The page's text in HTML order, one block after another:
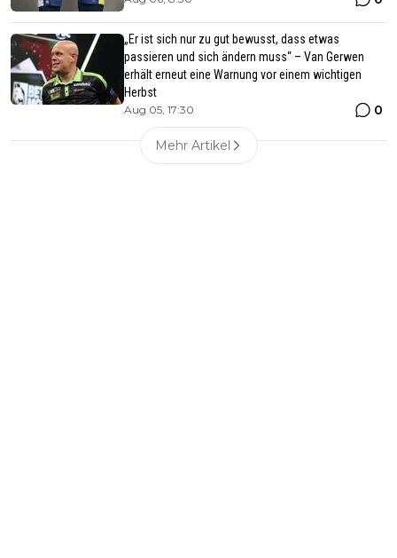
„Er ist sich nur zu gut bewusst, dass etwas
passieren und sich ändern muss“ – Van Gerwen
erhält erneut eine Warnung vor einem wichtigen
Herbst
Aug 05, 17:30 0
Mehr Artikel